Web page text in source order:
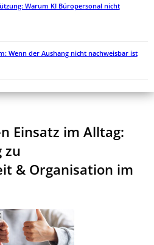
Warum KI Büropersonal nicht
Wenn der Aushang nicht nachweisbar ist
Einsatz im Alltag:
zu
& Organisation im